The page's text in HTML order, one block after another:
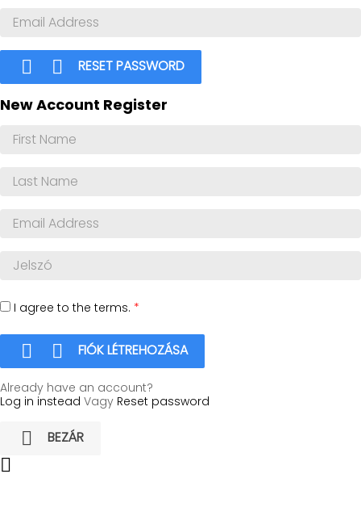
  RESET PASSWORD
New Account Register
I agree to the terms. *
  FIÓK LÉTREHOZÁSA
Already have an account?
Log in instead Vagy Reset password
 BEZÁR
